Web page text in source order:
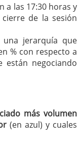
a las 17:30 horas y
de la sesión
una jerarquía que
% con respecto a
negociando
más volumen
(en azul) y cuales